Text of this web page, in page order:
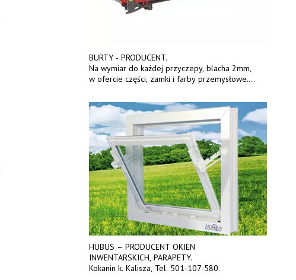
BURTY - PRODUCENT.
Na wymiar do każdej przyczepy, blacha 2mm,
w ofercie części, zamki i farby przemysłowe.
Tel. 570 144 500. www.zychar.pl
HUBUS – PRODUCENT OKIEN
INWENTARSKICH, PARAPETY.
Kokanin k. Kalisza, Tel. 501-107-580.